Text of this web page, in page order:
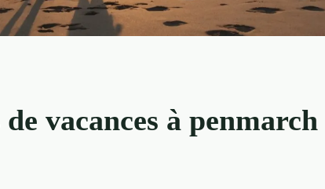
vacances à